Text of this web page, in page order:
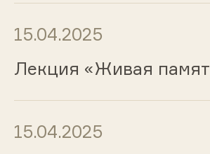
15.04.2025
Лекция «Живая
15.04.2025